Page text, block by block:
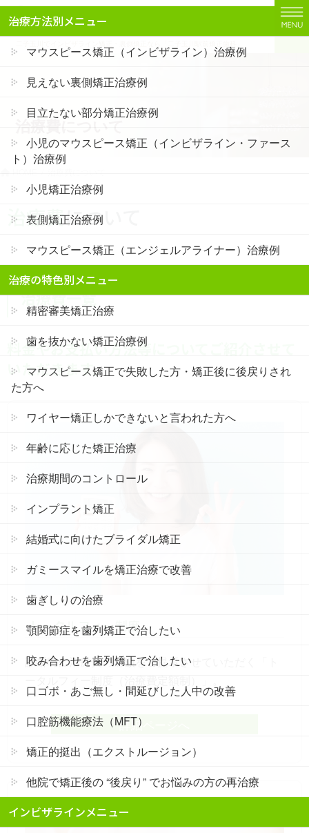
コ
ン
テ
ナ
ビ
ゲ
治療費について
治療費について
治療費一覧
料金やお支払い方法等についてご紹介させて
いただきます。
トータルフィー制度
診断時に治療費の総額をご提示させていただく「ト
詳細ページへ
治療方法別メニュー
マウスピース矯正（インビザライン）治療例
見えない裏側矯正治療例
目立たない部分矯正治療例
小児のマウスピース矯正（インビザライン・ファース
ト）治療例
小児矯正治療例
表側矯正治療例
マウスピース矯正（エンジェルアライナー）治療例
治療の特色別メニュー
精密審美矯正治療
歯を抜かない矯正治療例
マウスピース矯正で失敗した方・矯正後に後戻りされ
た方へ
ワイヤー矯正しかできないと言われた方へ
年齢に応じた矯正治療
治療期間のコントロール
インプラント矯正
結婚式に向けたブライダル矯正
ガミースマイルを矯正治療で改善
歯ぎしりの治療
顎関節症を歯列矯正で治したい
咬み合わせを歯列矯正で治したい
口ゴボ・あご無し・間延びした人中の改善
口腔筋機能療法（MFT）
矯正的挺出（エクストルージョン）
他院で矯正後の “後戻り” でお悩みの方の再治療
インビザラインメニュー